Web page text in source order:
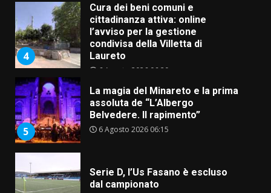
4
Cura dei beni comuni e
cittadinanza attiva: online
l’avviso per la gestione
condivisa della Villetta di
Laureto
6 Agosto 2026 06:20
5
La magia del Minareto e la prima
assoluta de “L’Albergo
Belvedere. Il rapimento”
6 Agosto 2026 06:15
Serie D, l’Us Fasano è escluso
dal campionato